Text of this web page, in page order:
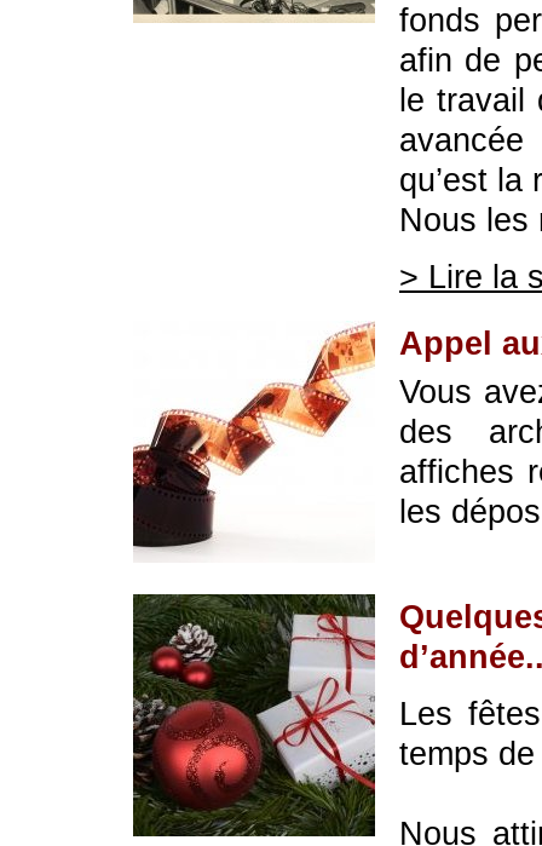
fonds
afin de
le travail
qu’est la
Nous les
> Lire la
Appel
Vous
des
affiches
les
Les
temps
Nous